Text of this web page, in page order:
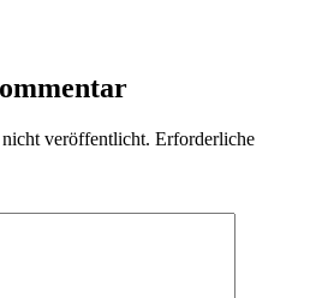
veröffentlicht. Erforderliche